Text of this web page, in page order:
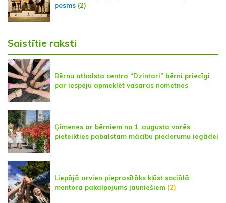
posms (2)
Saistītie raksti
Bērnu atbalsta centra “Dzintari” bērni priecīgi
par iespēju apmeklēt vasaras nometnes
Ģimenes ar bērniem no 1. augusta varēs
pieteikties pabalstam mācību piederumu iegādei
Liepājā arvien pieprasītāks kļūst sociālā
mentora pakalpojums jauniešiem (2)